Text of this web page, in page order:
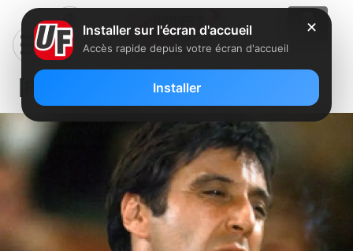
✕
Installer sur l'écran d'accueil
Accès rapide depuis votre écran d'accueil
Installer